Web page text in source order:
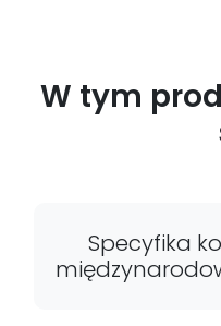
W tym
Specyfika